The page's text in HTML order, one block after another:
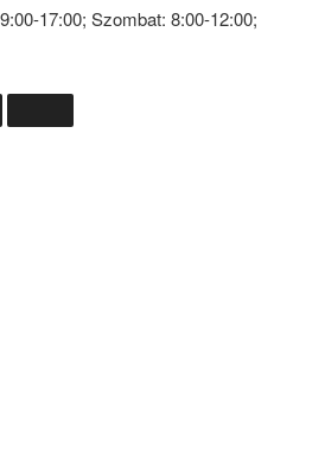
17:00; Szombat: 8:00-12:00;